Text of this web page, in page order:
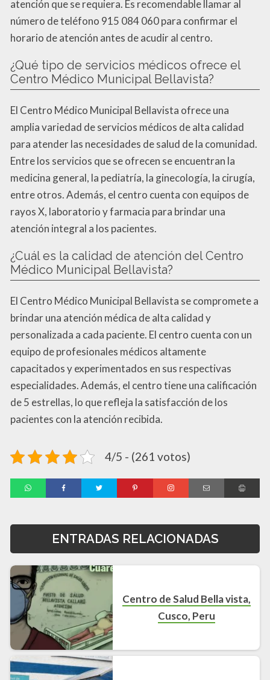
atención que se requiera. Es recomendable llamar al
número de teléfono 915 084 060 para confirmar el
horario de atención antes de acudir al centro.
¿Qué tipo de servicios médicos ofrece el
Centro Médico Municipal Bellavista?
El Centro Médico Municipal Bellavista ofrece una
amplia variedad de servicios médicos de alta calidad
para atender las necesidades de salud de la comunidad.
Entre los servicios que se ofrecen se encuentran la
medicina general, la pediatría, la ginecología, la cirugía,
entre otros. Además, el centro cuenta con equipos de
rayos X, laboratorio y farmacia para brindar una
atención integral a los pacientes.
¿Cuál es la calidad de atención del Centro
Médico Municipal Bellavista?
El Centro Médico Municipal Bellavista se compromete a
brindar una atención médica de alta calidad y
personalizada a cada paciente. El centro cuenta con un
equipo de profesionales médicos altamente
capacitados y experimentados en sus respectivas
especialidades. Además, el centro tiene una calificación
de 5 estrellas, lo que refleja la satisfacción de los
pacientes con la atención recibida.
4/5 - (261 votos)
ENTRADAS RELACIONADAS
Centro de Salud Bella vista,
Cusco, Peru